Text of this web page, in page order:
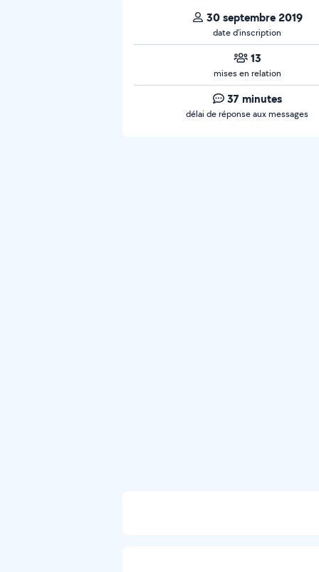
30 septembre 2019
date d’inscription
13
mises en relation
37 minutes
délai de réponse aux messages